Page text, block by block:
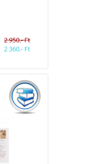
2 950.- Ft
2 360.- Ft